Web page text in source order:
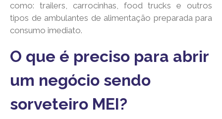
como: trailers, carrocinhas, food trucks e outros
tipos de ambulantes de alimentação preparada para
consumo imediato.
O que é preciso para abrir
um negócio sendo
sorveteiro MEI?